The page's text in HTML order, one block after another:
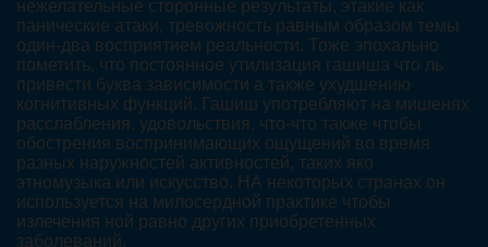
нежелательные сторонные результаты, этакие как
панические атаки, тревожность равным образом темы
один-два восприятием реальности. Тоже эпохально
пометить, что постоянное утилизация гашиша что ль
привести буква зависимости а также ухудшению
когнитивных функций. Гашиш употребляют на мишенях
расслабления, удовольствия, что-что также чтобы
обострения воспринимающих ощущений во время
разных наружностей активностей, таких яко
этномузыка или искусство. НА некоторых странах он
используется на милосердной практике чтобы
излечения ной равно других приобретенных
заболеваний.